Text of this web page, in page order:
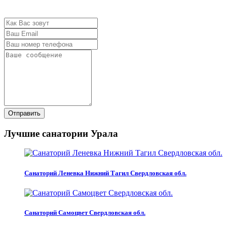
Отправить
Лучшие санатории Урала
Санаторий Леневка Нижний Тагил Свердловская обл.
Санаторий Самоцвет Свердловская обл.